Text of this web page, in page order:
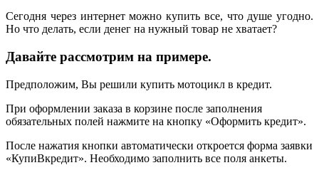
Сегодня через интернет можно купить все, что душе угодно.
Но что делать, если денег на нужный товар не хватает?
Давайте рассмотрим на примере.
Предположим, Вы решили купить мотоцикл в кредит.
При оформлении заказа в корзине после заполнения
обязательных полей нажмите на кнопку «Оформить кредит».
После нажатия кнопки автоматически откроется форма заявки
«КупиВкредит». Необходимо заполнить все поля анкеты.